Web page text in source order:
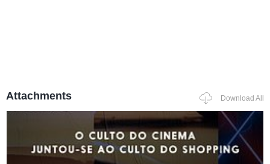
Attachments Download All